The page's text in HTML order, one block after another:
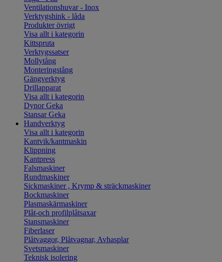
Ventilationshuvar - Inox
Verktygshink - låda
Produkter övrigt
Visa allt i kategorin
Kittspruta
Verktygssatser
Mollytång
Monteringstång
Gängverktyg
Drillapparat
Visa allt i kategorin
Dynor Geka
Stansar Geka
Handverktyg
Visa allt i kategorin
Kantvik/kantmaskin
Klippning
Kantpress
Falsmaskiner
Rundmaskiner
Sickmaskiner , Krymp & sträckmaskiner
Bockmaskiner
Plasmaskärmaskiner
Plåt-och profilplåtsaxar
Stansmaskiner
Fiberlaser
Plåtvaggor, Plåtvagnar, Avhasplar
Svetsmaskiner
Teknisk isolering